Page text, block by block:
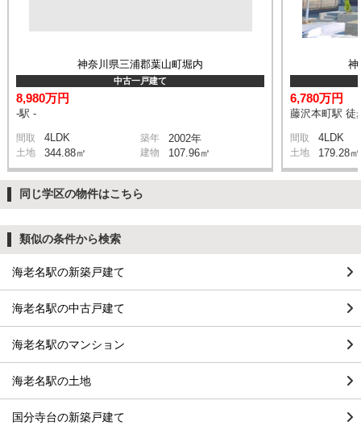
神奈川県三浦郡葉山町堀内
中古一戸建て
8,980万円
-駅 -
間取 4LDK 築年 2002年
土地 344.88㎡ 建物 107.96㎡
神
6,780万円
藤沢本町駅 徒
間取 4LDK
土地 179.28㎡
同じ学区の物件はこちら
類似の条件から検索
海老名駅の新築戸建て
海老名駅の中古戸建て
海老名駅のマンション
海老名駅の土地
国分寺台の新築戸建て